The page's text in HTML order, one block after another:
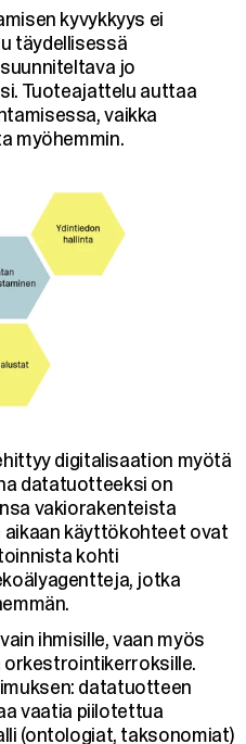
kyvykkyys ei
täydellisessä
jo
Tuoteajattelu auttaa
vaikka
myöhemmin.
digitalisaation myötä
datatuotteeksi on
vakiorakenteista
aikaan käyttökohteet ovat
kohti
jotka
ihmisille, vaan myös
orkestrointikerroksille.
datatuotteen
vaatia piilotettua
(ontologiat, taksonomiat)